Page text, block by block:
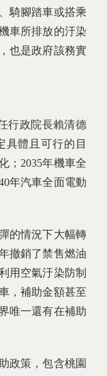
騎腳踏車或搭乘
車所排放的汙染
也是政府該務實
行政院長賴清德
具體且可行的目
；2035年機車全
年汽車全面電動
的情況下大幅轉
撤銷了禁售燃油
用空氣汙染防制
，補助金額甚至
唯一還有在補助
政策，包含桃園